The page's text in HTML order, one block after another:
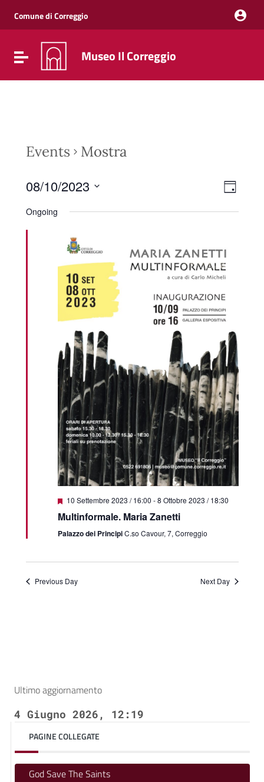
Vai al menu di navigazione
Vai al footer
Comune di Correggio
Attiva / disattiva la navigazione
Museo Il Correggio
Events
Mostra
Views
Event
Views
Day
08/10/2023
date.
Ongoing
Featured
10 Settembre 2023 / 16:00 -8 Ottobre 2023 / 18:30
Multinformale. Maria Zanetti
Palazzo dei PrincipiC.so Cavour, 7, Correggio
Previous Day Next Day
Ultimo aggiornamento
4 Giugno 2026, 12:19
PAGINE COLLEGATE
God Save The Saints